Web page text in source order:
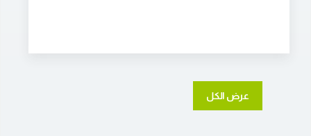
عرض الكل